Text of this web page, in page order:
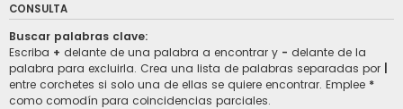
CONSULTA
Buscar palabras clave:
Escriba + delante de una palabra a encontrar y - delante de la
palabra para excluirla. Crea una lista de palabras separadas por
entre corchetes si solo una de ellas se quiere encontrar. Emplee *
como comodín para coincidencias parciales.